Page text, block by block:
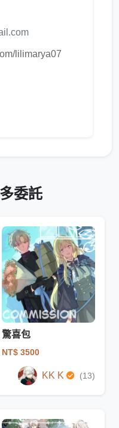
lilimarya07
委託
驚喜包
NT$ 3500
KK K (13)